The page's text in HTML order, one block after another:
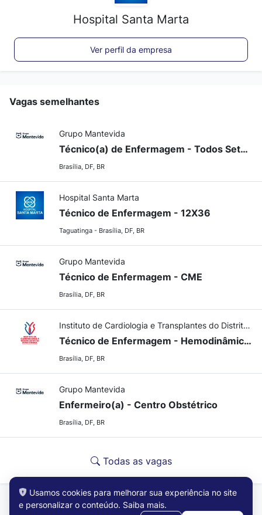
Hospital Santa Marta
Ver perfil da empresa
Vagas semelhantes
Grupo Mantevida
Técnico(a) de Enfermagem - Todos Setores
Brasília, DF, BR
Hospital Santa Marta
Técnico de Enfermagem - 12X36
Taguatinga - Brasília, DF, BR
Grupo Mantevida
Técnico de Enfermagem - CME
Brasília, DF, BR
Instituto de Cardiologia e Transplantes do Distrito Federal
Técnico de Enfermagem - Hemodinâmica - Prazo Determinado 90 dias
Brasília, DF, BR
Grupo Mantevida
Enfermeiro(a) - Centro Obstétrico
Brasília, DF, BR
Todas as vagas
Usamos cookies para melhorar sua experiência no site
e personalizar o conteúdo. Saiba mais.